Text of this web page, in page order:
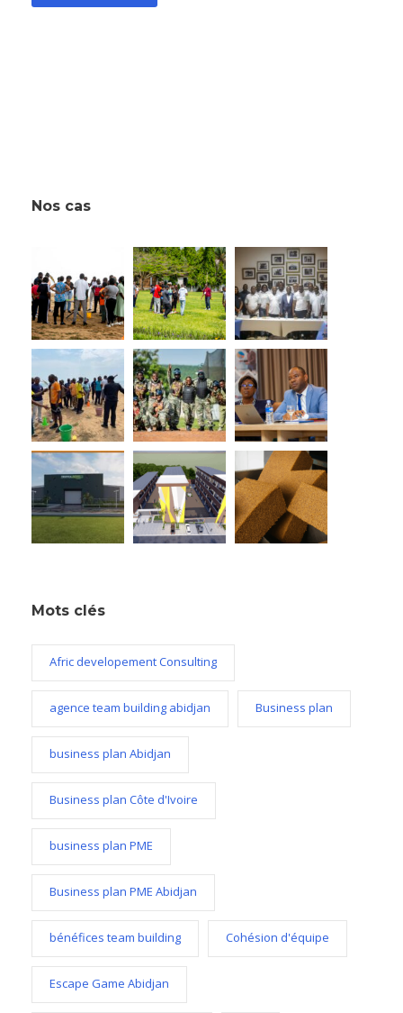
Nos cas
Mots clés
Afric developement Consulting
agence team building abidjan Business plan
business plan Abidjan
Business plan Côte d'Ivoire
business plan PME
Business plan PME Abidjan
bénéfices team building Cohésion d'équipe
Escape Game Abidjan